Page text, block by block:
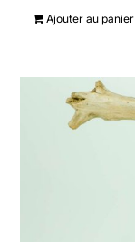
Ajouter au panier